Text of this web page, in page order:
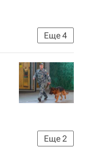
Еще4
Суперлига (чемпионат России по волейболу среди мужчин)
Еще2